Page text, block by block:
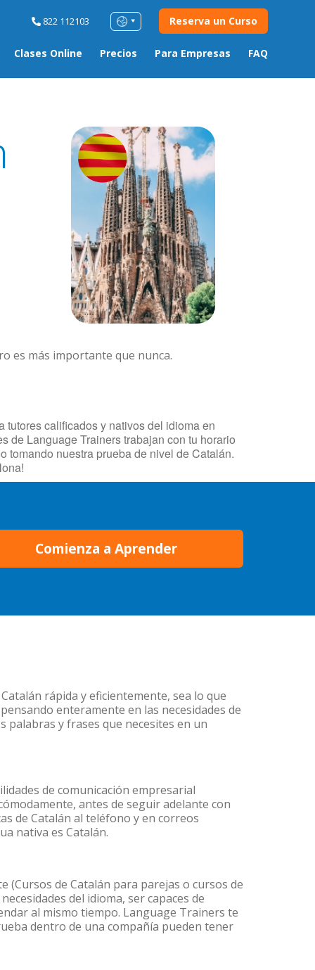
Clases Online Precios Para Empresas FAQ
822 112103 Reserva un Curso
es más importante que nunca.
tutores calificados y nativos del idioma en
de Language Trainers trabajan con tu horario
tomando nuestra prueba de nivel de Catalán.
Comienza a Aprender
rápida y eficientemente, sea lo que
enteramente en las necesidades de
palabras y frases que necesites en un
de comunicación empresarial
antes de seguir adelante con
de Catalán al teléfono y en correos
nativa es Catalán.
de Catalán para parejas o cursos de
del idioma, ser capaces de
al mismo tiempo. Language Trainers te
dentro de una compañía pueden tener